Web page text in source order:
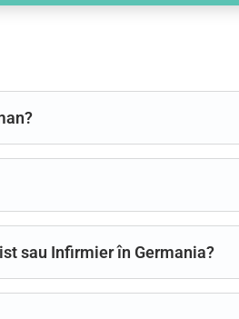
sau Infirmier în Germania?